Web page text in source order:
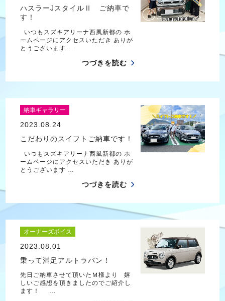
ハスラーJスタイルⅡ ご納車で
す！
いつもスズキアリーナ西風新都の ホ
ームページにアクセスいただき ありが
とうございます …
つづきを読む
納車ギャラリー
2023.08.24
こだわりのスイフトご納車です！
いつもスズキアリーナ西風新都の ホ
ームページにアクセスいただき ありが
とうございます …
つづきを読む
オーナーズボイス
2023.08.01
乗って満足アルトラパン！
先日ご納車させて頂いたＭ様より 嬉
しいご感想を頂きましたのでご紹介し
ます！ …